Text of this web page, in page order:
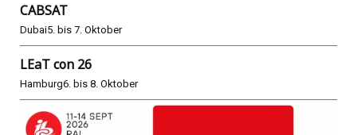
CABSAT
Dubai5. bis 7. Oktober
LEaT con 26
Hamburg6. bis 8. Oktober